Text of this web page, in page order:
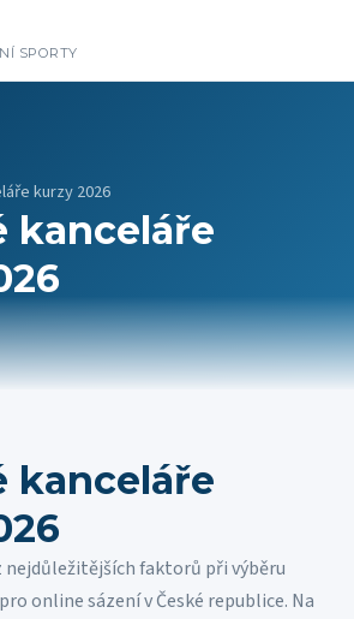
SPORTY
kurzy 2026
kanceláře
kanceláře
nejdůležitějších faktorů při výběru
online sázení v České republice. Na